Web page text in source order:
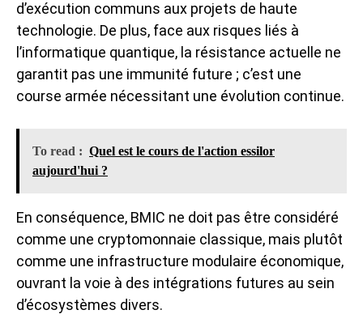
d’exécution communs aux projets de haute
technologie. De plus, face aux risques liés à
l’informatique quantique, la résistance actuelle ne
garantit pas une immunité future ; c’est une
course armée nécessitant une évolution continue.
To read : Quel est le cours de l'action essilor
aujourd'hui ?
En conséquence, BMIC ne doit pas être considéré
comme une cryptomonnaie classique, mais plutôt
comme une infrastructure modulaire économique,
ouvrant la voie à des intégrations futures au sein
d’écosystèmes divers.